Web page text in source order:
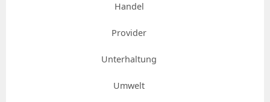
Handel
Provider
Unterhaltung
Umwelt